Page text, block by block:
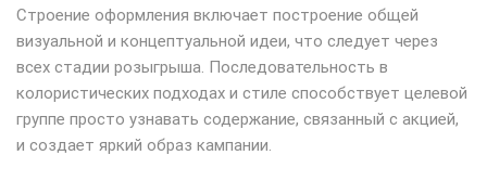
Строение оформления включает построение общей
визуальной и концептуальной идеи, что следует через
всех стадии розыгрыша. Последовательность в
колористических подходах и стиле способствует целевой
группе просто узнавать содержание, связанный с акцией,
и создает яркий образ кампании.